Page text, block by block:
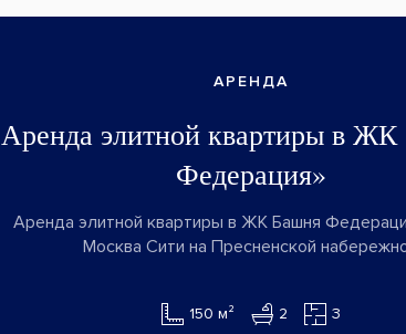
АРЕНДА
Аренда элитной квартиры в
Федерация»
Аренда элитной квартиры в ЖК Башня
Москва Сити на Пресненской
150 м² 2 3